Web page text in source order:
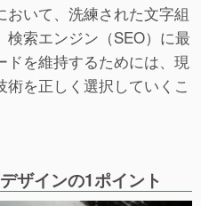
いて、洗練された文字組
索エンジン（SEO）に最
を維持するためには、現
を正しく選択していくこ
ザインの1ポイント